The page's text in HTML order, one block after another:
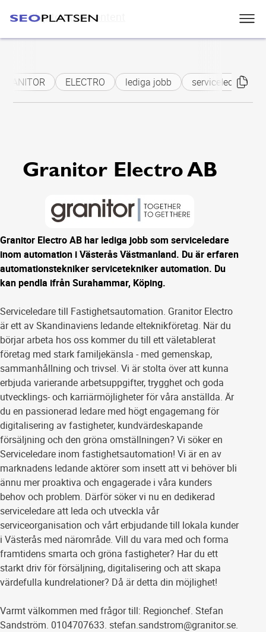
Skip to main content
ELECTRO lediga jobb serviceledare
Granitor Electro AB
Granitor Electro AB har lediga jobb som serviceledare
inom automation i Västerås Västmanland. Du är erfaren
automationstekniker servicetekniker automation. Du
kan pendla ifrån Surahammar, Köping.
Serviceledare till Fastighetsautomation. Granitor Electro
är ett av Skandinaviens ledande elteknikföretag. När du
börjar arbeta hos oss kommer du till ett väletablerat
företag med stark familjekänsla - med gemenskap,
sammanhållning och trivsel. Vi är stolta över att kunna
erbjuda varierande arbetsuppgifter, trygghet och goda
utvecklings- och karriärmöjligheter för våra anställda. Är
du en passionerad ledare med högt engagemang för
digitalisering av fastigheter, kundvärdeskapande
försäljning och den gröna omställningen? Vi söker en
Serviceledare inom fastighetsautomation! Vi är en av
marknadens ledande aktörer som insett att vi behöver bli
ännu mer proaktiva och engagerade i våra kunders
behov och problem. Därför söker vi nu en dedikerad
serviceledare att leda och utveckla vår
serviceorganisation och vårt erbjudande till lokala kunder
i Västerås med närområde. Vill du vara med och forma
framtidens smarta och gröna fastigheter? Har du ett
starkt driv för försäljning, digitalisering och att skapa
värdefulla kundrelationer? Då är detta din möjlighet!
Varmt välkommen med frågor till: Regionchef. Stefan
Sandström. 0104707633. stefan.sandstrom@granitor.se.